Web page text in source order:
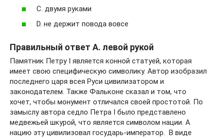
C. двумя руками
D. не держит повода вовсе
Правильный ответ A. левой рукой
Памятник Петру І является конной статуей, которая
имеет свою специфическую символику. Автор изобразил
последнего царя всея Руси цивилизатором и
законодателем. Также Фальконе сказал и том, что
хочет, чтобы монумент отличался своей простотой. По
замыслу автора седло Петра І было представлено
медвежьей шкурой, что является символом нации. А
нацию эту цивилизовал государь-император. В виде